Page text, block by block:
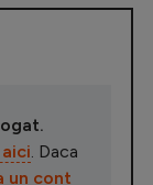
. Daca
un cont